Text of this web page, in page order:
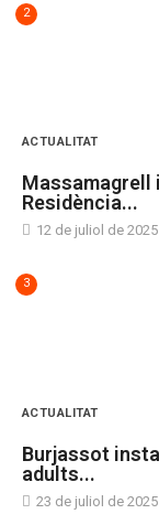
2
ACTUALITAT
Massamagrell
Residència...
12 de juliol de 2025
3
ACTUALITAT
Burjassot
adults...
23 de juliol de 2025